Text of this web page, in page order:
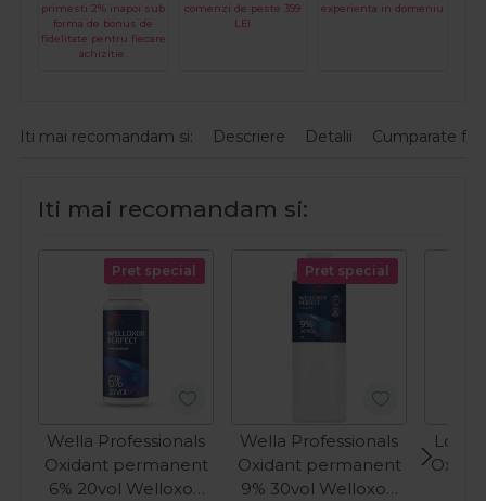
primesti 2% inapoi sub
forma de bonus de
fidelitate pentru fiecare
achizitie.
comenzi de peste 399
LEI
experienta in domeniu
Iti mai recomandam si: Descriere Detalii Cumparate
Iti mai recomandam si:
Pret special
Wella Professionals
Oxidant permanent
6% 20vol Welloxon
Pret special
Wella Professionals
Oxidant permanent
9% 30vol Welloxon